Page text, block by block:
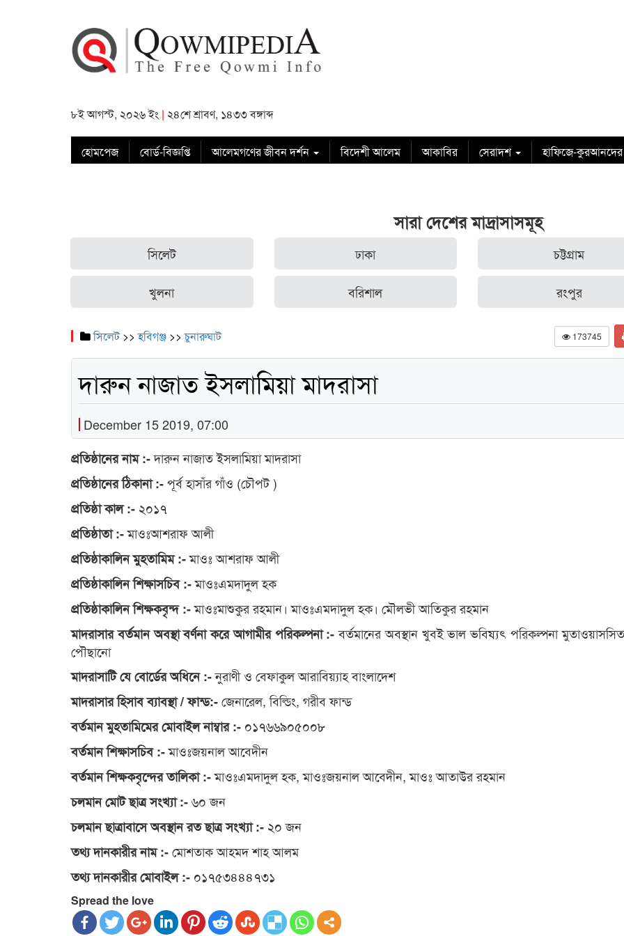
৮ই আগস্ট, ২০২৬ ইং | ২৪শে শ্রাবণ, ১৪৩৩ বঙ্গাব্দ
হোমপেজ বোর্ড-বিজ্ঞপ্তি আলেমগণের জীবন দর্শন বিদেশী আলেম আকাবির সেরাদশ হাফিজে-কুরআনদের
সারা দেশের মাদ্রাসাসমূহ
সিলেট ঢাকা চট্টগ্রাম
খুলনা বরিশাল রংপুর
সিলেট>>হবিগঞ্জ >>চুনারুঘাট 173745
দারুন নাজাত ইসলামিয়া মাদরাসা
December 15 2019, 07:00
প্রতিষ্ঠানের নাম :-দারুন নাজাত ইসলামিয়া মাদরাসা
প্রতিষ্ঠানের ঠিকানা :-পূর্ব হাসাঁর গাঁও (চৌপট )
প্রতিষ্ঠা কাল :- ২০১৭
প্রতিষ্ঠাতা :-মাওঃআশরাফ আলী
প্রতিষ্ঠাকালিন মুহতামিম :-মাওঃ আশরাফ আলী
প্রতিষ্ঠাকালিন শিক্ষাসচিব :-মাওঃএমদাদুল হক
প্রতিষ্ঠাকালিন শিক্ষকবৃন্দ :-মাওঃমাশুকুর রহমান। মাওঃএমদাদুল হক। মৌলভী আতিকুর রহমান
মাদরাসার বর্তমান অবস্থা বর্ণনা করে আগামীর পরিকল্পনা :-বর্তমানের অবস্থান খুবই ভাল ভবিষ্যৎ পরিকল্পনা
পৌছানো
মাদরাসাটি যে বোর্ডের অধিনে :-নুরাণী ও বেফাকুল আরাবিয়্যাহ বাংলাদেশ
মাদরাসার হিসাব ব্যাবস্থা / ফান্ড:-জেনারেল, বিল্ডিং, গরীব ফান্ড
বর্তমান মুহতামিমের মোবাইল নাম্বার :- ০১৭৬৬৯০৫০০৮
বর্তমান শিক্ষাসচিব :-মাওঃজয়নাল আবেদীন
বর্তমান শিক্ষকবৃন্দের তালিকা :-মাওঃএমদাদুল হক, মাওঃজয়নাল আবেদীন, মাওঃ আতাউর রহমান
চলমান মোট ছাত্র সংখ্যা :-৬০ জন
চলমান ছাত্রাবাসে অবস্থান রত ছাত্র সংখ্যা :- ২০ জন
তথ্য দানকারীর নাম :-মোশতাক আহমদ শাহ আলম
তথ্য দানকারীর মোবাইল :- ০১৭৫৩৪৪৪৭৩১
Spread the love